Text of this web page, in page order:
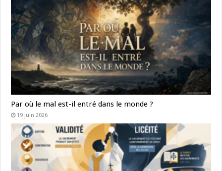
Par où le mal est-il entré dans le monde ?
19 juin 2026